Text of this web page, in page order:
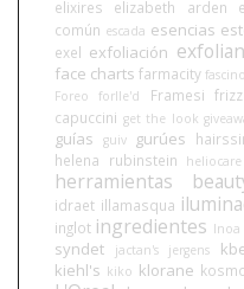
elixires elizabeth arden
común escada esencias
exel exfoliación
face charts farmacity fascino
Foreo forlle'd Framesi frizz
capuccini get the look
guías guiv gurúes
helena rubinstein heliocare
herramientas
idraet illamasqua
inglot ingredientes Inoa
syndet
jactan's jergens
kiehl's kiko klorane